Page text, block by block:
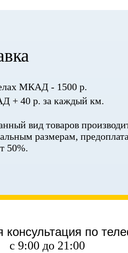
МКАД - 1500 р.
+ 40 р. за каждый км.
вид товаров
размерам, предоплата
50%.
консультация по
с 9:00 до 21:00